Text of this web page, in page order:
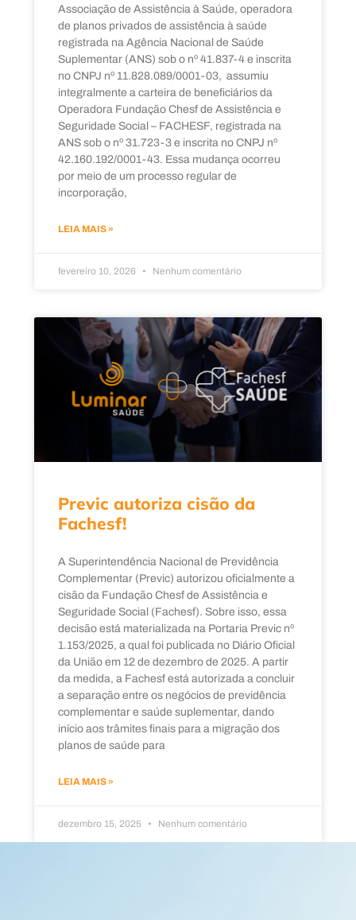
Associação de Assistência à Saúde, operadora
de planos privados de assistência à saúde
registrada na Agência Nacional de Saúde
Suplementar (ANS) sob o nº 41.837-4 e inscrita
no CNPJ nº 11.828.089/0001-03, assumiu
integralmente a carteira de beneficiários da
Operadora Fundação Chesf de Assistência e
Seguridade Social – FACHESF, registrada na
ANS sob o nº 31.723-3 e inscrita no CNPJ nº
42.160.192/0001-43. Essa mudança ocorreu
por meio de um processo regular de
incorporação,
LEIA MAIS »
fevereiro 10, 2026 Nenhum comentário
Previc autoriza cisão da
Fachesf!
A Superintendência Nacional de Previdência
Complementar (Previc) autorizou oficialmente a
cisão da Fundação Chesf de Assistência e
Seguridade Social (Fachesf). Sobre isso, essa
decisão está materializada na Portaria Previc nº
1.153/2025, a qual foi publicada no Diário Oficial
da União em 12 de dezembro de 2025. A partir
da medida, a Fachesf está autorizada a concluir
a separação entre os negócios de previdência
complementar e saúde suplementar, dando
início aos trâmites finais para a migração dos
planos de saúde para
LEIA MAIS »
dezembro 15, 2025 Nenhum comentário